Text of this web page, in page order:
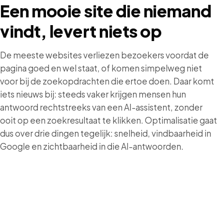
Eenmooiesitedieniemand
vindt, levertnietsop
De meeste websites verliezen bezoekers voordat de
pagina goed en wel staat, of komen simpelweg niet
voor bij de zoekopdrachten die ertoe doen. Daar komt
iets nieuws bij: steeds vaker krijgen mensen hun
antwoord rechtstreeks van een AI-assistent, zonder
ooit op een zoekresultaat te klikken. Optimalisatie gaat
dus over drie dingen tegelijk: snelheid, vindbaarheid in
Google en zichtbaarheid in die AI-antwoorden.